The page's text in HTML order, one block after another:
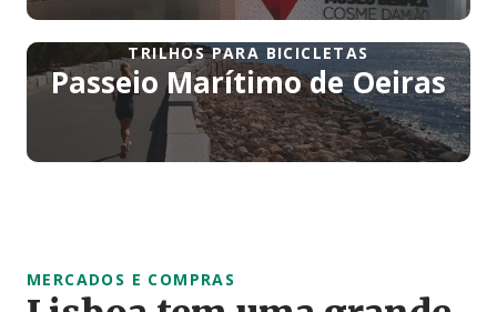
TRILHOS PARA BICICLETAS
Passeio Marítimo de Oeiras
MERCADOS E COMPRAS